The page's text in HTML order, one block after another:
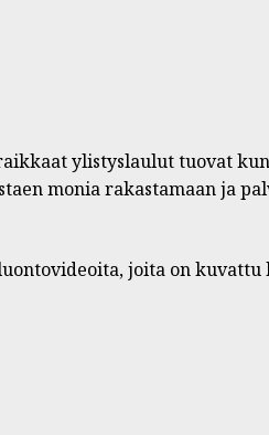
ylistyslaulut tuovat
monia rakastamaan ja
joita on kuvattu